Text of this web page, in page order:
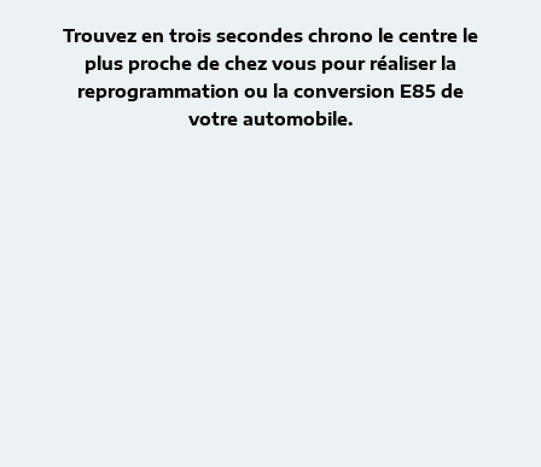
Trouvez en trois secondes chrono le centre le
plus proche de chez vous pour réaliser la
reprogrammation ou la conversion E85 de
votre automobile.